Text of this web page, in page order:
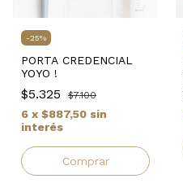
-25%
PORTA CREDENCIAL
YOYO !
$5.325 $7.100
6 x $887,50 sin
interés
Comprar